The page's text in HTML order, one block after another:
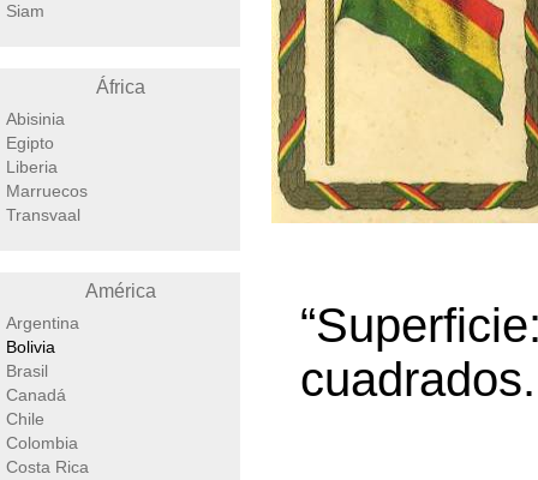
Siam
África
Abisinia
Egipto
Liberia
Marruecos
Transvaal
América
Argentina
Bolivia
Brasil
Canadá
Chile
Colombia
Costa Rica
cuadrados.